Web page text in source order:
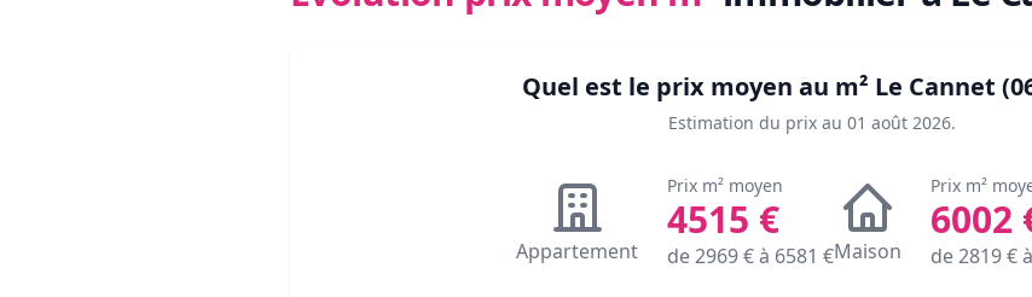
Quel est le prix moyen au m² Le Cannet
Estimation du prix au 01 août 2026.
Appartement
Prix m² moyen
4515 €
de2969€ à 6581 €Maison
Prix m²
6002
de2819€ à